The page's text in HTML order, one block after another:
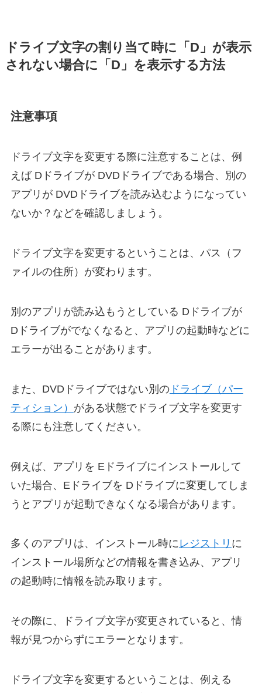
ドライブ文字の割り当て時に「D」が表示
されない場合に「D」を表示する方法
注意事項
ドライブ文字を変更する際に注意することは、例
えば Dドライブが DVDドライブである場合、別の
アプリが DVDドライブを読み込むようになってい
ないか？などを確認しましょう。
ドライブ文字を変更するということは、パス（フ
ァイルの住所）が変わります。
別のアプリが読み込もうとしている Dドライブが
Dドライブがでなくなると、アプリの起動時などに
エラーが出ることがあります。
また、DVDドライブではない別のドライブ（パー
ティション） がある状態でドライブ文字を変更す
る際にも注意してください。
例えば、アプリを Eドライブにインストールして
いた場合、Eドライブを Dドライブに変更してしま
うとアプリが起動できなくなる場合があります。
多くのアプリは、インストール時にレジストリ に
インストール場所などの情報を書き込み、アプリ
の起動時に情報を読み取ります。
その際に、ドライブ文字が変更されていると、情
報が見つからずにエラーとなります。
ドライブ文字を変更するということは、例える